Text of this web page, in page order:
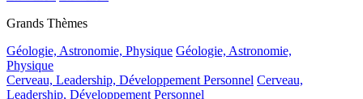
Grands Thèmes
Géologie, Astronomie, Physique Géologie, Astronomie,
Physique
Cerveau, Leadership, Développement Personnel Cerveau,
Leadership, Développement Personnel